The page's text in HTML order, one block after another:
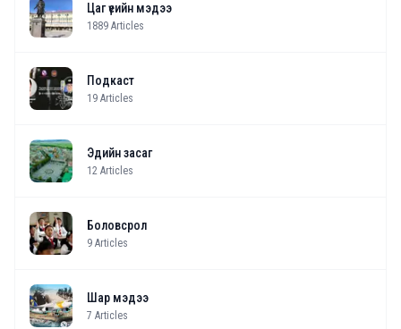
Цаг үеийн мэдээ
1889 Articles
Подкаст
19 Articles
Эдийн засаг
12 Articles
Боловсрол
9 Articles
Шар мэдээ
7 Articles